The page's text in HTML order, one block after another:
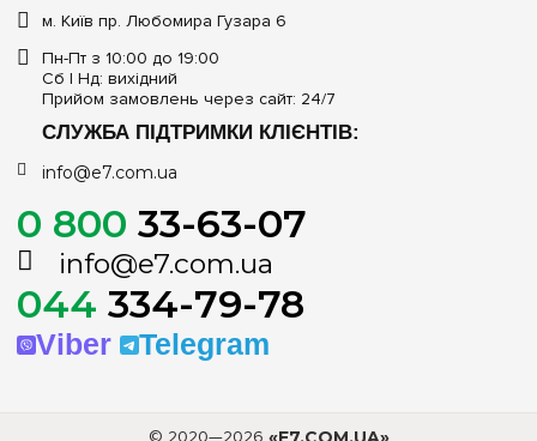
м. Київ пр. Любомира Гузара 6
Пн-Пт з 10:00 до 19:00
Сб | Нд: вихідний
Прийом замовлень через сайт: 24/7
СЛУЖБА ПІДТРИМКИ КЛІЄНТІВ:
info@e7.com.ua
0 800 33-63-07
info@e7.com.ua
044 334-79-78
Viber Telegram
© 2020—2026